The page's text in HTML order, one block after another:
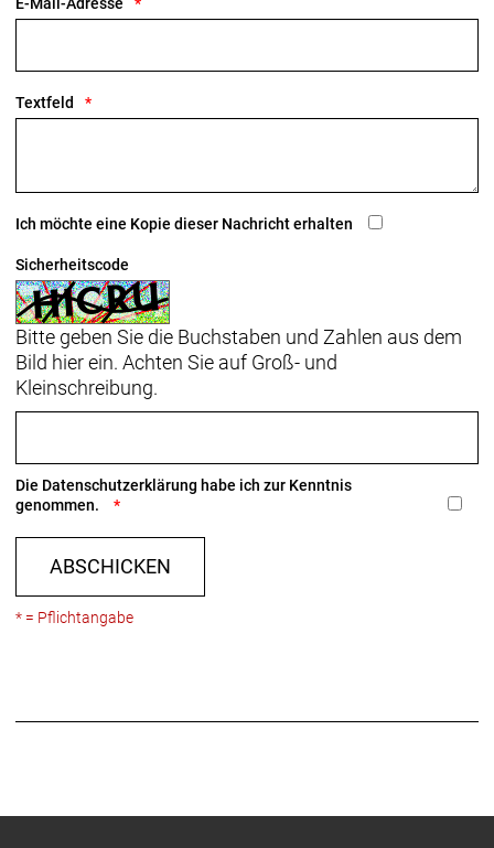
Batterie
max. 2,5 Stunden im Solid Mode
Wireless: Bluetooth 4.0
GRÖSSEN
GEWICHT:
Ca. 370g
Touring, E-Bike, City/Urban, Commuter,
Street/Skate, Tour, Casual, Sport, Freizeit, E-
MTB
LIEFERUMFANG:
1x LUMOS Ultra Helm
1x LUMOS Fernbedienung Lite (inkl.
1x Ladekabel
1x Betriebsanleitung
Textfeld
Ich möchte eine Kopie dieser Nachricht erhalten
Sicherheitscode
Bitte geben Sie die Buchstaben und Zahlen aus dem
Bild hier ein. Achten Sie auf Groß- und
Kleinschreibung.
Die Datenschutzerklärung habe ich zur Kenntnis
genommen.
ABSCHICKEN
* = Pflichtangabe